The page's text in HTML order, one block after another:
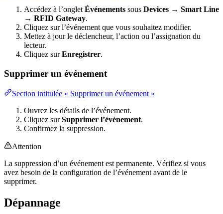
Accédez à l’onglet Événements sous Devices → Smart Line
→ RFID Gateway.
Cliquez sur l’événement que vous souhaitez modifier.
Mettez à jour le déclencheur, l’action ou l’assignation du
lecteur.
Cliquez surEnregistrer.
Supprimer un événement
Section intitulée « Supprimer un événement »
Ouvrez les détails de l’événement.
Cliquez surSupprimer l’événement.
Confirmez la suppression.
Attention
La suppression d’un événement est permanente. Vérifiez si vous
avez besoin de la configuration de l’événement avant de le
supprimer.
Dépannage